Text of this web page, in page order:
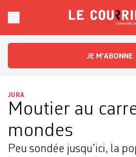
Le
JE M'ABONNE
JURA
Moutier au
mondes
Peu sondée jusqu’ici, la